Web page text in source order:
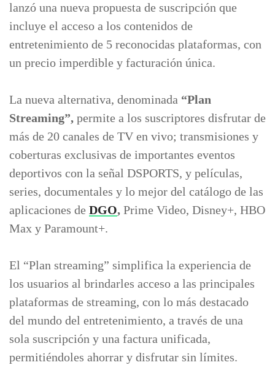
lanzó una nueva propuesta de suscripción que
incluye el acceso a los contenidos de
entretenimiento de 5 reconocidas plataformas, con
un precio imperdible y facturación única.
La nueva alternativa, denominada “Plan
Streaming”, permite a los suscriptores disfrutar de
más de 20 canales de TV en vivo; transmisiones y
coberturas exclusivas de importantes eventos
deportivos con la señal DSPORTS, y películas,
series, documentales y lo mejor del catálogo de las
aplicaciones de DGO, Prime Video, Disney+, HBO
Max y Paramount+.
El “Plan streaming” simplifica la experiencia de
los usuarios al brindarles acceso a las principales
plataformas de streaming, con lo más destacado
del mundo del entretenimiento, a través de una
sola suscripción y una factura unificada,
permitiéndoles ahorrar y disfrutar sin límites.